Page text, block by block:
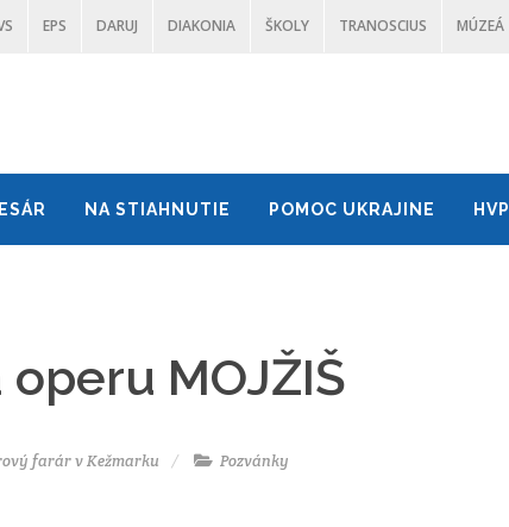
EPS DARUJ DIAKONIA ŠKOLY TRANOSCIUS MÚZEÁ
NA STIAHNUTIE POMOC UKRAJINE
MOJŽIŠ
farár v Kežmarku Pozvánky